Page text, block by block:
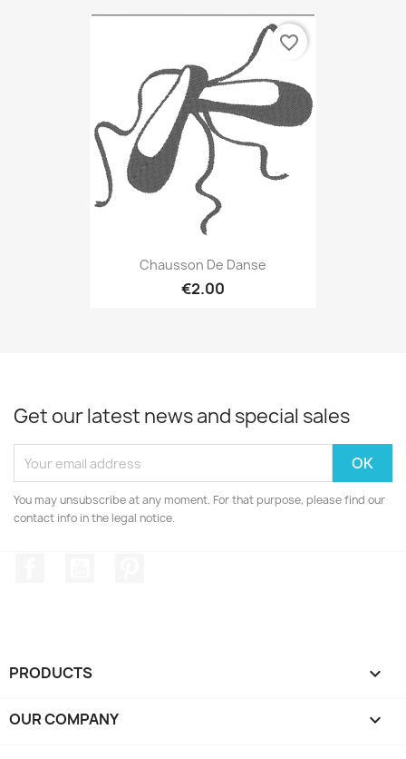
Chausson De Danse
€2.00
favorite_border
Get our latest news and special sales
You may unsubscribe at any moment. For that purpose, please find our
contact info in the legal notice.
PRODUCTS 
OUR COMPANY 